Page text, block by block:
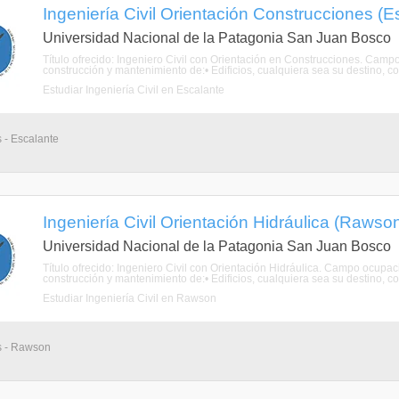
Ingeniería Civil Orientación Construcciones
Universidad Nacional de la Patagonia San Juan Bosco
Título ofrecido: Ingeniero Civil con Orientación en Construcciones.
construcción y mantenimiento de:• Edificios, cualquiera sea su destino,
Estudiar Ingeniería Civil en Escalante
- Escalante
Ingeniería Civil Orientación Hidráulica
Universidad Nacional de la Patagonia San Juan Bosco
Título ofrecido: Ingeniero Civil con Orientación Hidráulica. Campo
construcción y mantenimiento de:• Edificios, cualquiera sea su destino,
Estudiar Ingeniería Civil en Rawson
- Rawson